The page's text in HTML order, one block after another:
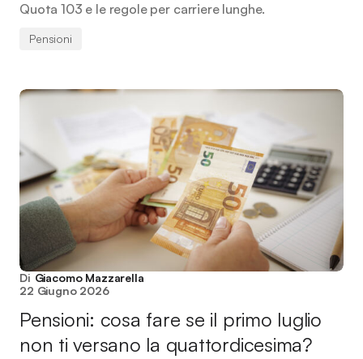
Quota 103 e le regole per carriere lunghe.
Pensioni
Di Giacomo Mazzarella
22 Giugno 2026
Pensioni: cosa fare se il primo luglio
non ti versano la quattordicesima?